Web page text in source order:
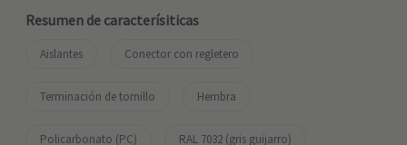
Resumen de caracterísiticas
Aislantes Conector con regletero
Terminación de tornillo Hembra
Policarbonato (PC) RAL 7032 (gris guijarro)